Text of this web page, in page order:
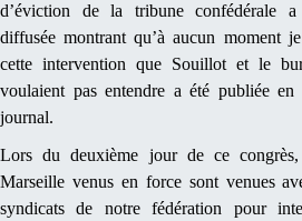
d’éviction de la tribune confédérale a
diffusée montrant qu’à aucun moment
cette intervention que Souillot et le
voulaient pas entendre a été publiée en
journal.
Lors du deuxième jour de ce congrès,
Marseille venus en force sont venues
syndicats de notre fédération pour